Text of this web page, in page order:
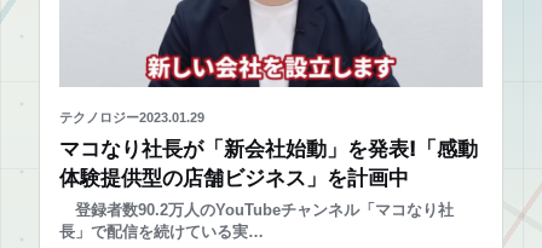
テクノロジー2023.01.29
マコなり社長が「新会社始動」を発表!「感動
体験提供型の店舗ビジネス」を計画中
登録者数90.2万人のYouTubeチャンネル「マコなり社
長」で配信を続けている実…